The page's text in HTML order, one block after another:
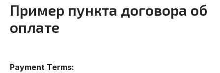
Пример пункта договора об
оплате
Payment Terms:
Заключение контракта